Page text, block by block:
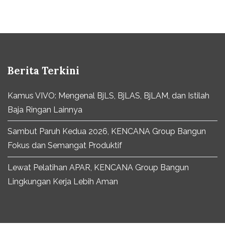
Berita Terkini
Kamus VIVO: Mengenal BjLS, BjLAS, BjLAM, dan Istilah
Baja Ringan Lainnya
Sambut Paruh Kedua 2026, KENCANA Group Bangun
Fokus dan Semangat Produktif
Lewat Pelatihan APAR, KENCANA Group Bangun
Lingkungan Kerja Lebih Aman